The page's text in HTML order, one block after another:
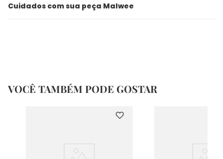
Cuidados com sua peça Malwee
VOCÊ TAMBÉM PODE GOSTAR